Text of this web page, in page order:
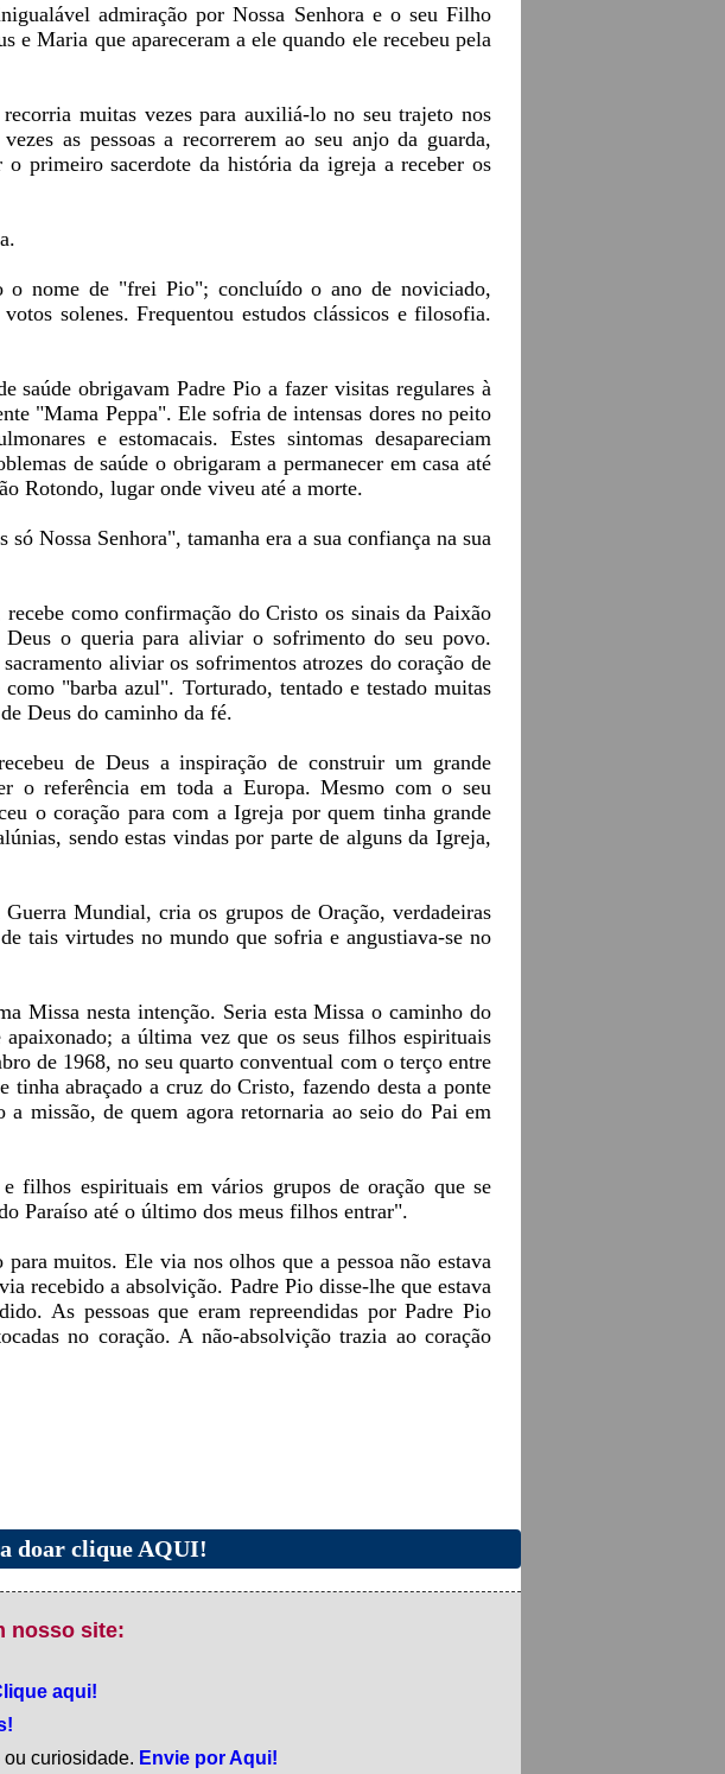
admiração por Nossa Senhora e o seu Filho
e Maria que apareceram a ele quando ele recebeu pela
muitas vezes para auxiliá-lo no seu trajeto nos
as pessoas a recorrerem ao seu anjo da guarda,
primeiro sacerdote da história da igreja a receber os
o nome de "frei Pio"; concluído o ano de noviciado,
solenes. Frequentou estudos clássicos e filosofia.
saúde obrigavam Padre Pio a fazer visitas regulares à
"Mama Peppa". Ele sofria de intensas dores no peito
e estomacais. Estes sintomas desapareciam
de saúde o obrigaram a permanecer em casa até
Rotondo, lugar onde viveu até a morte.
Nossa Senhora", tamanha era a sua confiança na sua
como confirmação do Cristo os sinais da Paixão
o queria para aliviar o sofrimento do seu povo.
aliviar os sofrimentos atrozes do coração de
"barba azul". Torturado, tentado e testado muitas
Deus do caminho da fé.
de Deus a inspiração de construir um grande
o referência em toda a Europa. Mesmo com o seu
o coração para com a Igreja por quem tinha grande
sendo estas vindas por parte de alguns da Igreja,
Mundial, cria os grupos de Oração, verdadeiras
tais virtudes no mundo que sofria e angustiava-se no
Missa nesta intenção. Seria esta Missa o caminho do
a última vez que os seus filhos espirituais
de 1968, no seu quarto conventual com o terço entre
tinha abraçado a cruz do Cristo, fazendo desta a ponte
missão, de quem agora retornaria ao seio do Pai em
filhos espirituais em vários grupos de oração que se
Paraíso até o último dos meus filhos entrar".
muitos. Ele via nos olhos que a pessoa não estava
recebido a absolvição. Padre Pio disse-lhe que estava
As pessoas que eram repreendidas por Padre Pio
no coração. A não-absolvição trazia ao coração
doar clique AQUI!
nosso site:
aqui!
curiosidade. Envie por Aqui!